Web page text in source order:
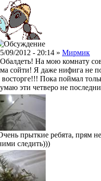
09/2012 - 20:14 » Мирмик
Обалдеть! На мою комнату
сойти! Я даже нифига не
восторге!!! Пока поймал
эти четверо не
прыткие ребята, прям
следить)))